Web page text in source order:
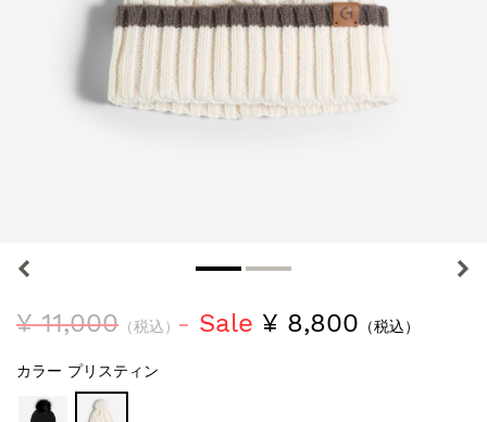
¥ 11,000 （税込） Sale ¥ 8,800 （税込）
カラー プリスティン